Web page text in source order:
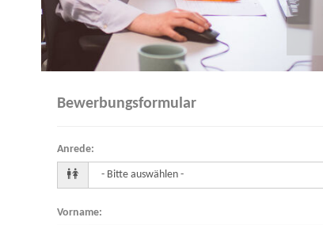
Bewerbungsformular
Anrede:
Vorname: